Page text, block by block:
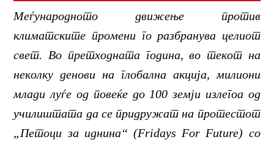
Меѓународното движење против
климатските промени го разбранува целиот
свет. Во претходната година, во текот на
неколку денови на глобална акција, милиони
млади луѓе од повеќе до 100 земји излегоа од
училиштата да се придружат на протестот
„Петоци за иднина“ (Fridays For Future) со